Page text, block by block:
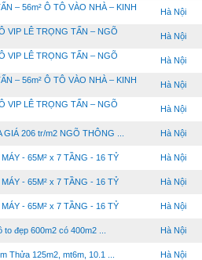
– 56m² Ô TÔ VÀO NHÀ – KINH
Hà Nội
VIP LÊ TRỌNG TẤN – NGÕ
Hà Nội
VIP LÊ TRỌNG TẤN – NGÕ
Hà Nội
– 56m² Ô TÔ VÀO NHÀ – KINH
Hà Nội
VIP LÊ TRỌNG TẤN – NGÕ
Hà Nội
206 tr/m2 NGÕ THÔNG ... Hà Nội
- 65M² x 7 TẦNG - 16 TỶ Hà Nội
- 65M² x 7 TẦNG - 16 TỶ Hà Nội
- 65M² x 7 TẦNG - 16 TỶ Hà Nội
đẹp 600m2 có 400m2 ... Hà Nội
Thửa 125m2, mt6m, 10.1 ... Hà Nội